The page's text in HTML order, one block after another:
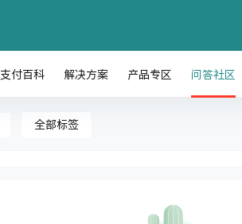
支付百科 解决方案 产品专区 问答社区
全部标签